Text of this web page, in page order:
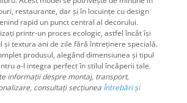
restaurante, dar și în locuințe cu design
rapid un punct central al decorului.
printr-un proces ecologic, astfel încât își
și textura ani de zile fără întreținere specială.
produsul, alegând dimensiunea și tipul
a-l integra perfect în stilul încăperii tale.
informații despre montaj, transport,
consultați secțiunea Întrebări și